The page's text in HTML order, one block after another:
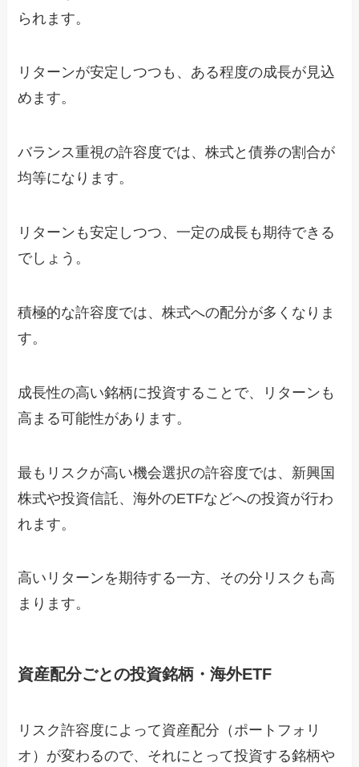
られます。
リターンが安定しつつも、ある程度の成長が見込
めます。
バランス重視の許容度では、株式と債券の割合が
均等になります。
リターンも安定しつつ、一定の成長も期待できる
でしょう。
積極的な許容度では、株式への配分が多くなりま
す。
成長性の高い銘柄に投資することで、リターンも
高まる可能性があります。
最もリスクが高い機会選択の許容度では、新興国
株式や投資信託、海外のETFなどへの投資が行わ
れます。
高いリターンを期待する一方、その分リスクも高
まります。
資産配分ごとの投資銘柄・海外ETF
リスク許容度によって資産配分（ポートフォリ
オ）が変わるので、それにとって投資する銘柄や